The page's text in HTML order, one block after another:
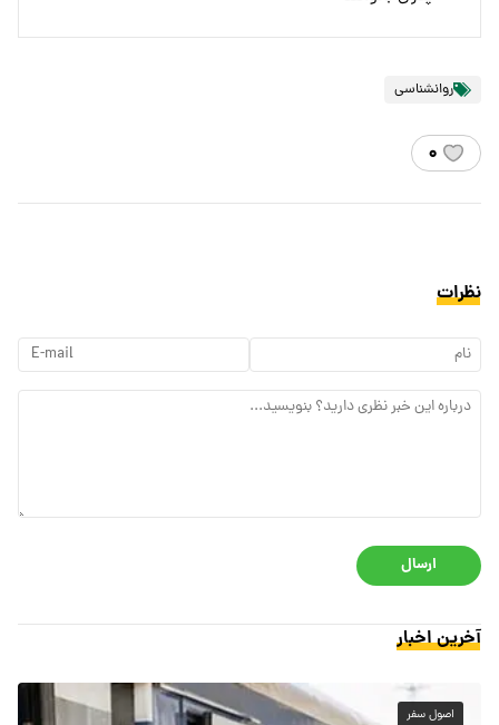
روانشناسی
۰
نظرات
ارسال
آخرین اخبار
اصول سفر